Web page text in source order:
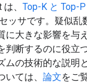
、 Top-K と Top-P
ッサです。疑似乱
に大きな影響を与
判断するのに役立
ムの技術的な説明
ては、 論文をご